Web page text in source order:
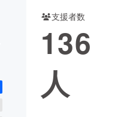
支援者数
136
人